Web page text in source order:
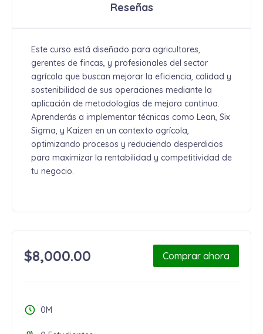
Reseñas
Este curso está diseñado para agricultores,
gerentes de fincas, y profesionales del sector
agrícola que buscan mejorar la eficiencia, calidad y
sostenibilidad de sus operaciones mediante la
aplicación de metodologías de mejora continua.
Aprenderás a implementar técnicas como Lean, Six
Sigma, y Kaizen en un contexto agrícola,
optimizando procesos y reduciendo desperdicios
para maximizar la rentabilidad y competitividad de
tu negocio.
$8,000.00 Comprar ahora
0M